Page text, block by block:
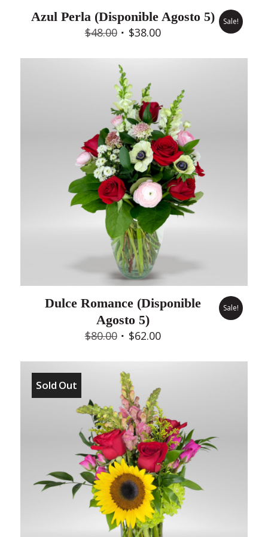
Azul Perla (Disponible Agosto 5)
$48.00 Original
was:
$48.00.
$38.00Current
is:
Sale!
Dulce Romance (Disponible
Agosto 5)
$80.00 Original
$80.00.
$62.00Current
is:
Sale!
Sold Out